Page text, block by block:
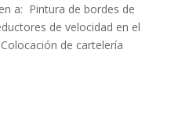
a: Pintura de bordes de
de velocidad en el
Colocación de cartelería